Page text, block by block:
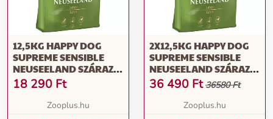
12,5KG HAPPY DOG
SUPREME SENSIBLE
NEUSEELAND SZÁRAZ
KUTYATÁP
18 290 Ft
Zooplus.hu
2X12,5KG HAPPY DOG
SUPREME SENSIBLE
NEUSEELAND SZÁRAZ
KUTYATÁP
36 490 Ft 36580 Ft
Zooplus.hu